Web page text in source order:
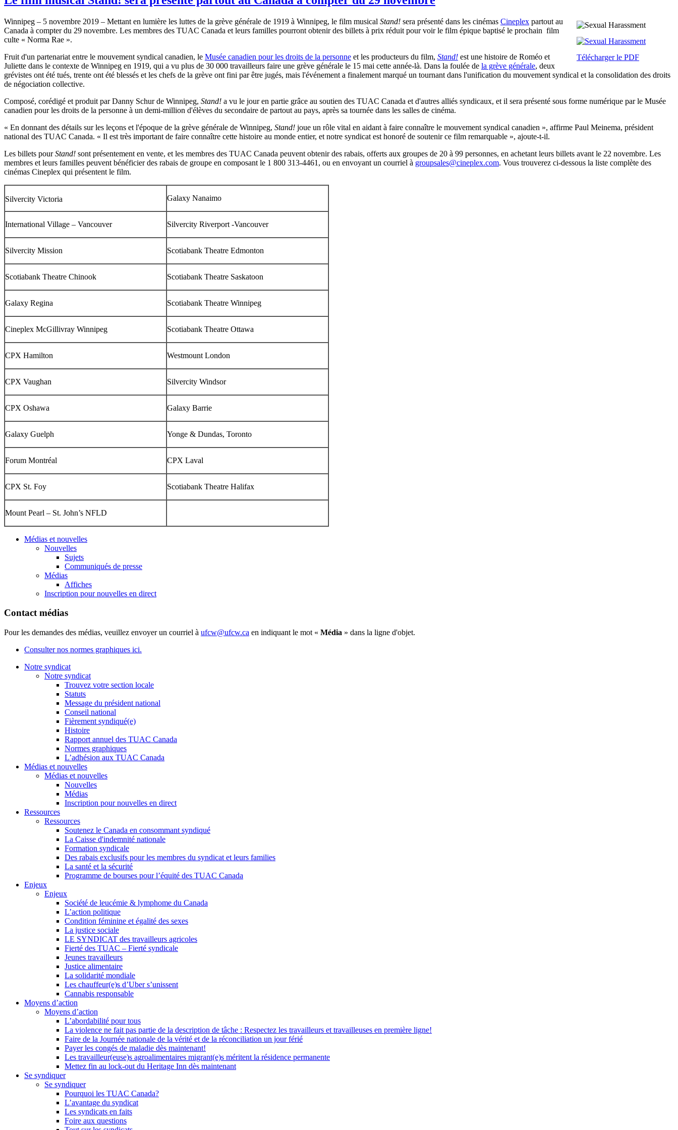
Télécharger le PDF
Winnipeg – 5 novembre 2019 – Mettant en lumière les luttes de la grève générale de 1919 à Winnipeg, le film musical Stand! sera présenté dans les cinémas Cineplex partout au
Canada à compter du 29 novembre. Les membres des TUAC Canada et leurs familles pourront obtenir des billets à prix réduit pour voir le film épique baptisé le prochain film
culte « Norma Rae ».
Fruit d'un partenariat entre le mouvement syndical canadien, le Musée canadien pour les droits de la personne et les producteurs du film, Stand! est une histoire de Roméo et
Juliette dans le contexte de Winnipeg en 1919, qui a vu plus de 30 000 travailleurs faire une grève générale le 15 mai cette année-là. Dans la foulée de la grève générale, deux
grévistes ont été tués, trente ont été blessés et les chefs de la grève ont fini par être jugés, mais l'événement a finalement marqué un tournant dans l'unification du mouvement syndical et la consolidation des droits
de négociation collective.
Composé, corédigé et produit par Danny Schur de Winnipeg, Stand! a vu le jour en partie grâce au soutien des TUAC Canada et d'autres alliés syndicaux, et il sera présenté sous forme numérique par le Musée
canadien pour les droits de la personne à un demi-million d'élèves du secondaire de partout au pays, après sa tournée dans les salles de cinéma.
« En donnant des détails sur les leçons et l'époque de la grève générale de Winnipeg, Stand! joue un rôle vital en aidant à faire connaître le mouvement syndical canadien », affirme Paul Meinema, président
national des TUAC Canada. « Il est très important de faire connaître cette histoire au monde entier, et notre syndicat est honoré de soutenir ce film remarquable », ajoute-t-il.
Les billets pourStand! sont présentement en vente, et les membres des TUAC Canada peuvent obtenir des rabais, offerts aux groupes de 20 à 99 personnes, en achetant leurs billets avant le 22 novembre. Les
membres et leurs familles peuvent bénéficier des rabais de groupe en composant le 1 800 313-4461, ou en envoyant un courriel à groupsales@cineplex.com. Vous trouverez ci-dessous la liste complète des
cinémas Cineplex qui présentent le film.
Silvercity Victoria Galaxy Nanaimo
International Village – Vancouver Silvercity Riverport -Vancouver
Silvercity Mission Scotiabank Theatre Edmonton
Scotiabank Theatre Chinook Scotiabank Theatre Saskatoon
Galaxy Regina Scotiabank Theatre Winnipeg
Cineplex McGillivray Winnipeg Scotiabank Theatre Ottawa
CPX Hamilton Westmount London
CPX Vaughan Silvercity Windsor
CPX Oshawa Galaxy Barrie
Galaxy Guelph Yonge & Dundas, Toronto
Forum Montréal CPX Laval
CPX St. Foy Scotiabank Theatre Halifax
Mount Pearl – St. John’s NFLD
Médias et nouvelles
Nouvelles
Sujets
Communiqués de presse
Médias
Affiches
Inscription pour nouvelles en direct
Contact médias
Pour les demandes des médias, veuillez envoyer un courriel à ufcw@ufcw.ca en indiquant le mot « Média » dans la ligne d'objet.
Consulter nos normes graphiques ici.
Notre syndicat
Notre syndicat
Trouvez votre section locale
Statuts
Message du président national
Conseil national
Fièrement syndiqué(e)
Histoire
Rapport annuel des TUAC Canada
Normes graphiques
L’adhésion aux TUAC Canada
Médias et nouvelles
Médias et nouvelles
Nouvelles
Médias
Inscription pour nouvelles en direct
Ressources
Ressources
Soutenez le Canada en consommant syndiqué
La Caisse d'indemnité nationale
Formation syndicale
Des rabais exclusifs pour les membres du syndicat et leurs families
La santé et la sécurité
Programme de bourses pour l’équité des TUAC Canada
Enjeux
Enjeux
Société de leucémie & lymphome du Canada
L’action politique
Condition féminine et égalité des sexes
La justice sociale
LE SYNDICAT des travailleurs agricoles
Fierté des TUAC – Fierté syndicale
Jeunes travailleurs
Justice alimentaire
La solidarité mondiale
Les chauffeur(e)s d’Uber s’unissent
Cannabis responsable
Moyens d’action
Moyens d’action
L’abordabilité pour tous
La violence ne fait pas partie de la description de tâche : Respectez les travailleurs et travailleuses en première ligne!
Faire de la Journée nationale de la vérité et de la réconciliation un jour férié
Payer les congés de maladie dès maintenant!
Les travailleur(euse)s agroalimentaires migrant(e)s méritent la résidence permanente
Mettez fin au lock-out du Heritage Inn dès maintenant
Se syndiquer
Se syndiquer
Pourquoi les TUAC Canada?
L’avantage du syndicat
Les syndicats en faits
Foire aux questions